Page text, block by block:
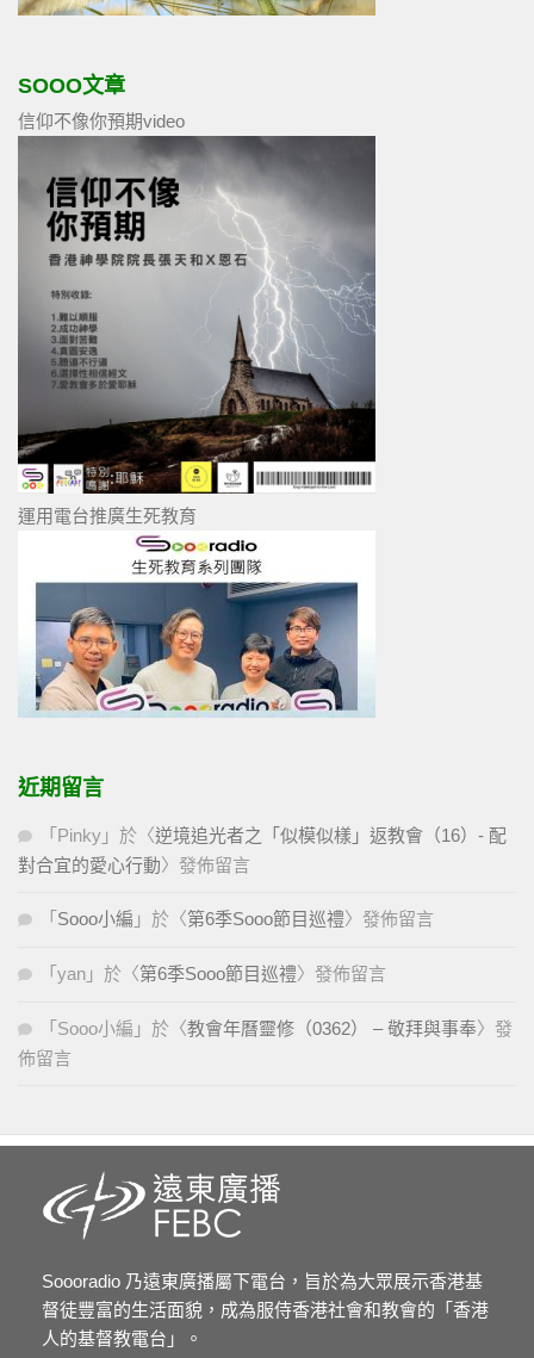
SOOO文章
信仰不像你預期video
運用電台推廣生死教育
近期留言
「 Pinky 」於〈逆境追光者之「似模似樣」返教會（16）- 配
對合宜的愛心行動〉發佈留言
「 Sooo小編 」於〈第6季Sooo節目巡禮〉發佈留言
「 yan 」於〈第6季Sooo節目巡禮〉發佈留言
「 Sooo小編 」於〈教會年曆靈修（0362） – 敬拜與事奉〉發
佈留言
Soooradio 乃遠東廣播屬下電台，旨於為大眾展示香港基
督徒豐富的生活面貌，成為服侍香港社會和教會的「香港
人的基督教電台」。